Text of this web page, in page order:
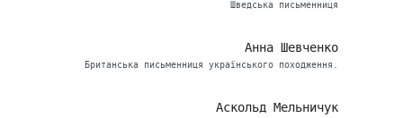
Шведська письменниця
Анна Шевченко
Британська письменниця українського походження.
Аскольд Мельничук